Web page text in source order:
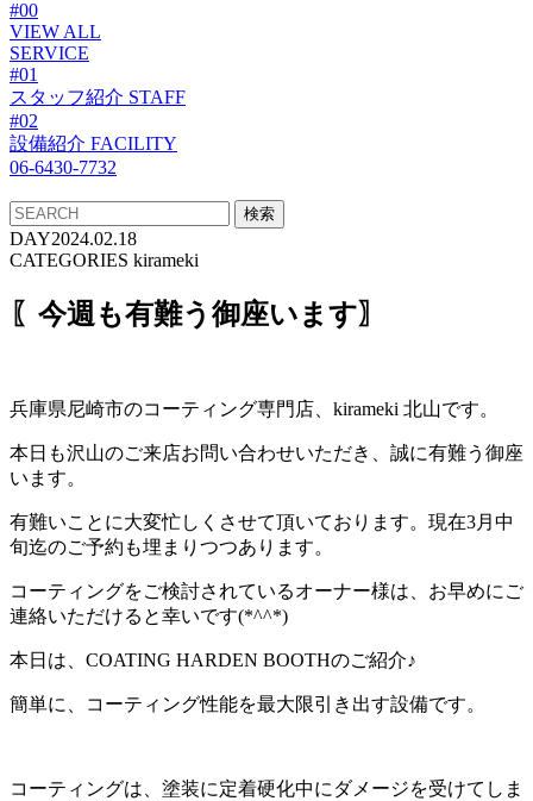
#00
VIEW ALL
SERVICE
#01
スタッフ紹介 STAFF
#02
設備紹介 FACILITY
06-6430-7732
DAY2024.02.18
CATEGORIES kirameki
〖今週も有難う御座います〗
兵庫県尼崎市のコーティング専門店、kirameki 北山です。
本日も沢山のご来店お問い合わせいただき、誠に有難う御座
います。
有難いことに大変忙しくさせて頂いております。現在3月中
旬迄のご予約も埋まりつつあります。
コーティングをご検討されているオーナー様は、お早めにご
連絡いただけると幸いです(*^^*)
本日は、COATING HARDEN BOOTHのご紹介♪
簡単に、コーティング性能を最大限引き出す設備です。
コーティングは、塗装に定着硬化中にダメージを受けてしま